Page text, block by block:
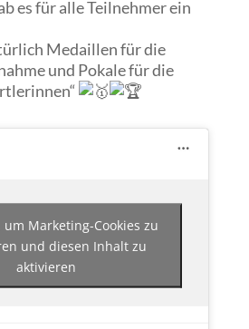
es für alle Teilnehmer ein
Medaillen für die
und Pokale für die
um Marketing-Cookies zu
und diesen Inhalt zu
aktivieren